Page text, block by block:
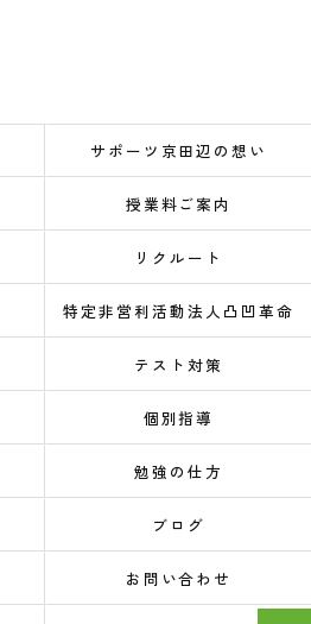
サポーツ京田辺の想い
授業料ご案内
リクルート
特定非営利活動法人凸凹革命
テスト対策
個別指導
勉強の仕方
ブログ
お問い合わせ